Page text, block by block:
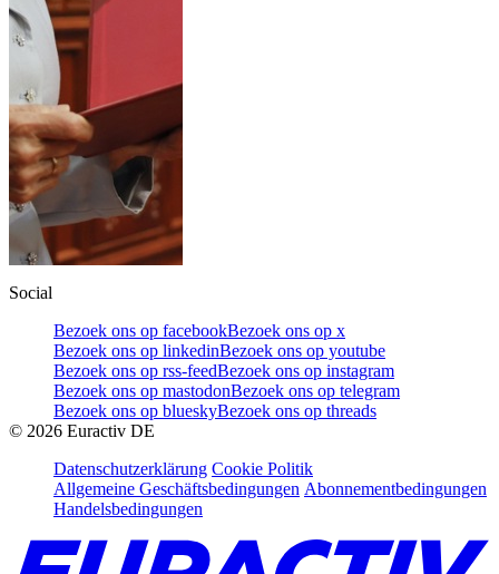
Social
Bezoek ons op facebookBezoek ons op x
Bezoek ons op linkedinBezoek ons op youtube
Bezoek ons op rss-feedBezoek ons op instagram
Bezoek ons op mastodonBezoek ons op telegram
Bezoek ons op blueskyBezoek ons op threads
© 2026 Euractiv DE
Datenschutzerklärung Cookie Politik
Allgemeine Geschäftsbedingungen Abonnementbedingungen
Handelsbedingungen